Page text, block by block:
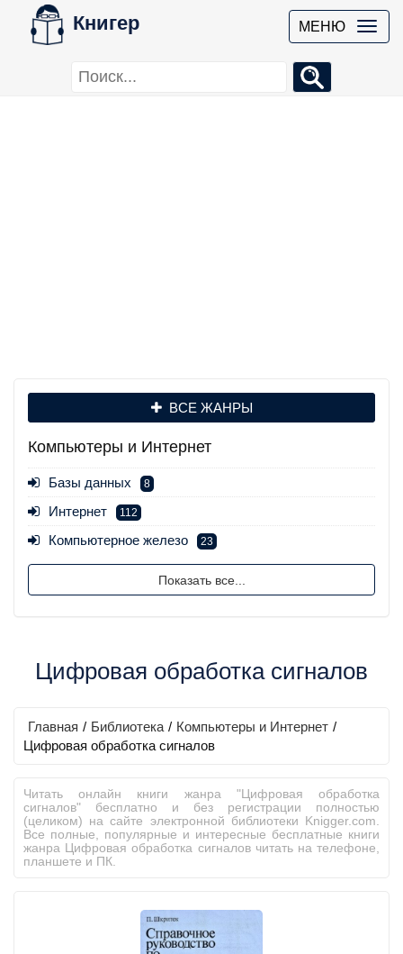
Книгер МЕНЮ
ВСЕ ЖАНРЫ
Компьютеры и Интернет
Базы данных 8
Интернет 112
Компьютерное железо 23
Показать все...
Цифровая обработка сигналов
Главная / Библиотека / Компьютеры и Интернет /
Цифровая обработка сигналов
Читать онлайн книги жанра "Цифровая обработка
сигналов" бесплатно и без регистрации полностью
(целиком) на сайте электронной библиотеки Knigger.com.
Все полные, популярные и интересные бесплатные книги
жанра Цифровая обработка сигналов читать на телефоне,
планшете и ПК.